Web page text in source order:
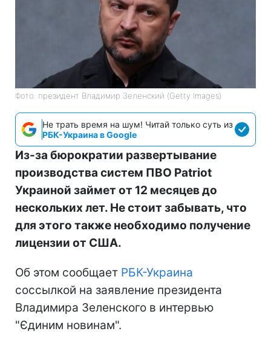
Фото: президент Владимир Зеленский (Getty Images)
Не трать время на шум! Читай только суть из
РБК-Украина в Google
Из-за бюрократии развертывание
производства систем ПВО Patriot
Украиной займет от 12 месяцев до
нескольких лет. Не стоит забывать, что
для этого также необходимо получение
лицензии от США.
Об этом сообщает РБК-Украина
соссылкой на заявление президента
Владимира Зеленского в интервью
"Єдиним новинам".